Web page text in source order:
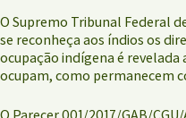
O Supremo Tribunal Federal
se reconheça aos índios os
ocupação indígena é
ocupam, como permanecem